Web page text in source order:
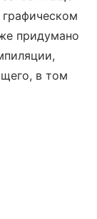
графическом
придумано
в том